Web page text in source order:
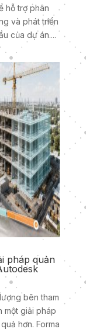
hỗ trợ phân
và phát triển
của dự án....
pháp quản
bên tham
một giải pháp
hơn. Forma